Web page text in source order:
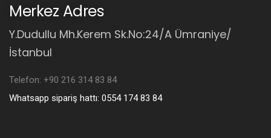
Merkez Adres
Y.Dudullu Mh.Kerem Sk.No:24/A Ümraniye/
İstanbul
Telefon: +90 216 314 83 84
Whatsapp sipariş hattı: 0554 174 83 84